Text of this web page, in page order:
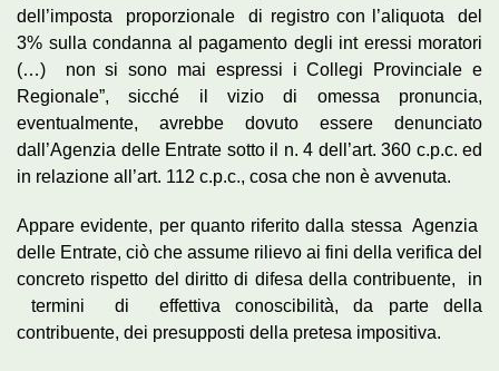
dell’imposta proporzionale di registro con l’aliquota del
3% sulla condanna al pagamento degli int eressi moratori
(…) non si sono mai espressi i Collegi Provinciale e
Regionale”, sicché il vizio di omessa pronuncia,
eventualmente, avrebbe dovuto essere denunciato
dall’Agenzia delle Entrate sotto il n. 4 dell’art. 360 c.p.c. ed
in relazione all’art. 112 c.p.c., cosa che non è avvenuta.
Appare evidente, per quanto riferito dalla stessa Agenzia
delle Entrate, ciò che assume rilievo ai fini della verifica del
concreto rispetto del diritto di difesa della contribuente, in
termini di effettiva conoscibilità, da parte della
contribuente, dei presupposti della pretesa impositiva.